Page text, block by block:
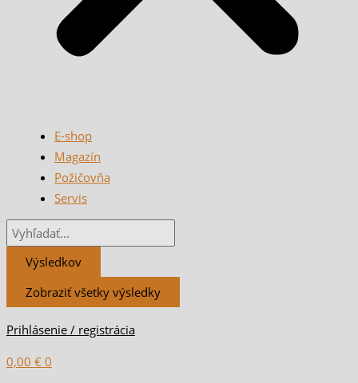
E-shop
Magazín
Požičovňa
Servis
Výsledkov
Zobraziť všetky výsledky
Prihlásenie / registrácia
0,00 € 0